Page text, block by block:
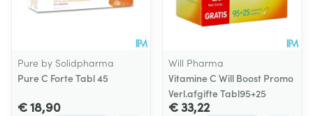
Pure by Solidpharma
Pure C Forte Tabl 45
€ 18,90
Will Pharma
Vitamine C Will Boost Promo
Verl.afgifte Tabl95+25
€ 33,22